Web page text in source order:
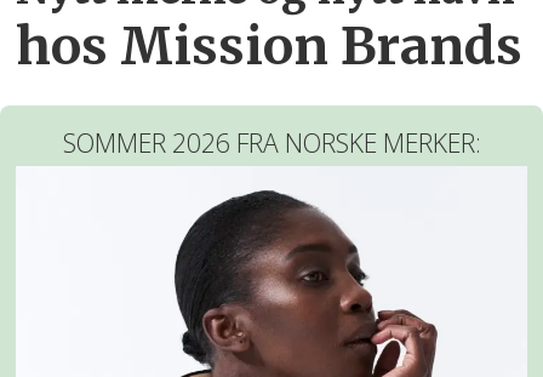
hos Mission Brands
SOMMER 2026 FRA NORSKE MERKER: